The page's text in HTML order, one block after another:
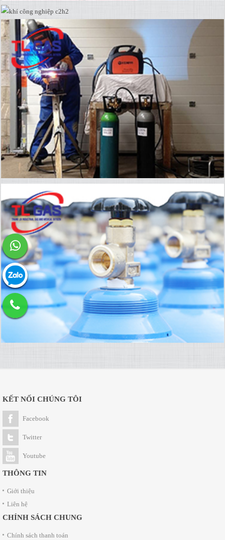
KẾT NỐI CHÚNG TÔI
Facebook
Twitter
Youtube
THÔNG TIN
Giới thiệu
Liên hệ
CHÍNH SÁCH CHUNG
Chính sách thanh toán